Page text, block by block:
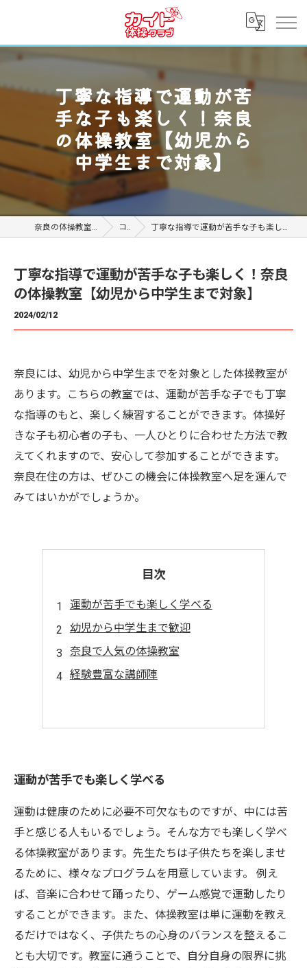
丁寧な指導で運動が苦
手な子も楽しく！奈良
の体操教室【幼児から
中学生まで対象】
奈良の体操教室ならカイト体操クラブ コラム 丁寧な指導で運動が苦手な子も楽しく！奈良の体操教室【幼児から中学生まで対象】
丁寧な指導で運動が苦手な子も楽しく！奈良
の体操教室【幼児から中学生まで対象】
2024/02/12
奈良には、幼児から中学生までを対象とした体操教室が
あります。こちらの教室では、運動が苦手な子でも丁寧
な指導のもと、楽しく練習することができます。体操好
きな子も初心者の子も、一人ひとりに合わせた方法で教
えてくれますので、安心して参加することができます。
奈良在住の方は、ぜひこの機会に体操教室へ足を運んで
みてはいかがでしょうか。
目次
運動が苦手でも楽しく学べる
幼児から中学生まで歓迎
奈良で人気の体操教室
経験豊富な講師陣
運動が苦手でも楽しく学べる
運動は健康のために必要不可欠なものですが、中には苦
手と感じる人もいるでしょう。そんな方でも楽しく学べ
る体操教室があります。先生たちは子供たちを楽しませ
るために、様々なプログラムを用意しています。 例え
ば、音楽に合わせて踊ったり、ゲーム感覚で運動したり
することができます。また、体操教室は単に運動を教え
るだけではなく、子供たちの心身のバランスを整えるこ
とも大切です。教室に通うことで、自分自身の限界に挑